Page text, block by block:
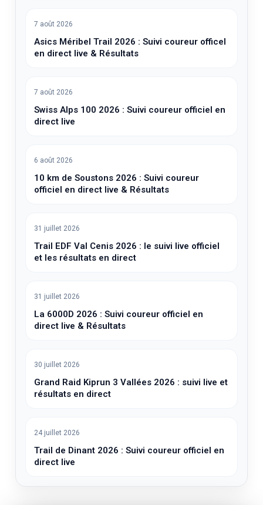
7 août 2026
Asics Méribel Trail 2026 : Suivi coureur officel
en direct live & Résultats
7 août 2026
Swiss Alps 100 2026 : Suivi coureur officiel en
direct live
6 août 2026
10 km de Soustons 2026 : Suivi coureur
officiel en direct live & Résultats
31 juillet 2026
Trail EDF Val Cenis 2026 : le suivi live officiel
et les résultats en direct
31 juillet 2026
La 6000D 2026 : Suivi coureur officiel en
direct live & Résultats
30 juillet 2026
Grand Raid Kiprun 3 Vallées 2026 : suivi live et
résultats en direct
24 juillet 2026
Trail de Dinant 2026 : Suivi coureur officiel en
direct live